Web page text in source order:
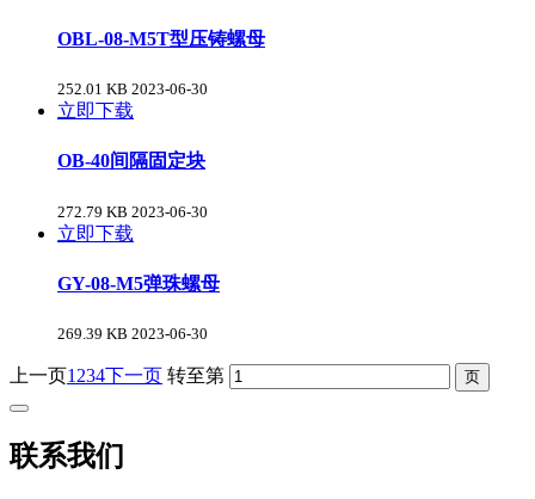
OBL-08-M5T型压铸螺母
252.01 KB 2023-06-30
立即下载
OB-40间隔固定块
272.79 KB 2023-06-30
立即下载
GY-08-M5弹珠螺母
269.39 KB 2023-06-30
上一页1 234下一页 转至第
联系我们